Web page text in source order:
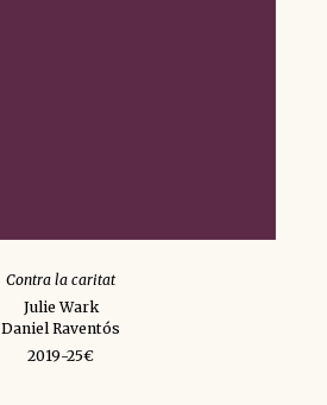
Contra la caritat
Julie Wark
Daniel Raventós
2019-25€